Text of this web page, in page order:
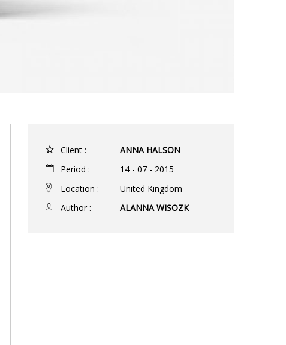
Client :
ANNA HALSON
Period :
14 - 07 - 2015
Location :
United Kingdom
Author :
ALANNA WISOZK